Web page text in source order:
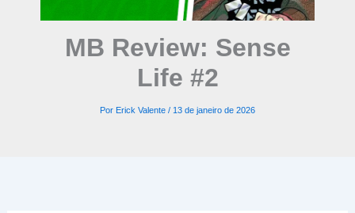
MB Review: Sense
Life #2
Por Erick Valente / 13 de janeiro de 2026